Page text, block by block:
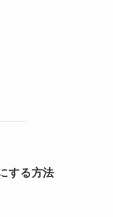
する方法